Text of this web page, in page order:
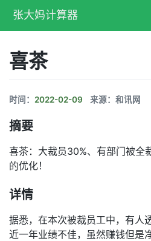
张大妈计算器
喜茶
时间： 2022-02-09 来源：和讯网
摘要
喜茶：大裁员30%、有部门被全
的优化！
详情
据悉，在本次被裁员工中，有人
近一年业绩不佳，虽然赚钱但是